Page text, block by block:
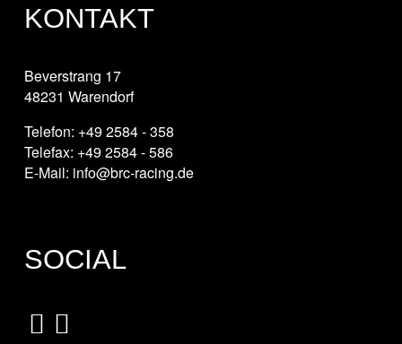
KONTAKT
Beverstrang 17
48231 Warendorf
Telefon: +49 2584 - 358
Telefax: +49 2584 - 586
E-Mail: info@brc-racing.de
SOCIAL